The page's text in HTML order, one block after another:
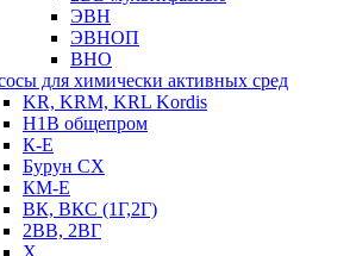
ЭВН
ЭВНОП
ВНО
для химически активных сред
KR, KRM, KRL Kordis
Н1В общепром
К-Е
Бурун СХ
КМ-Е
ВК, ВКС (1Г,2Г)
2ВВ, 2ВГ
Х